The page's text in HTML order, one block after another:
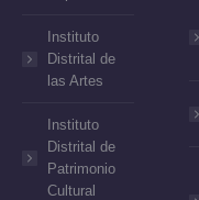
Instituto
Distrital de
las Artes
Instituto
Distrital de
Patrimonio
Cultural